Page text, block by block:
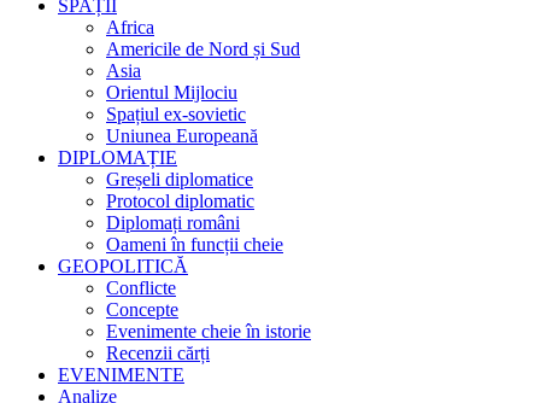
SPAȚII
Africa
Americile de Nord și Sud
Asia
Orientul Mijlociu
Spațiul ex-sovietic
Uniunea Europeană
DIPLOMAȚIE
Greșeli diplomatice
Protocol diplomatic
Diplomați români
Oameni în funcții cheie
GEOPOLITICĂ
Conflicte
Concepte
Evenimente cheie în istorie
Recenzii cărți
EVENIMENTE
Analize